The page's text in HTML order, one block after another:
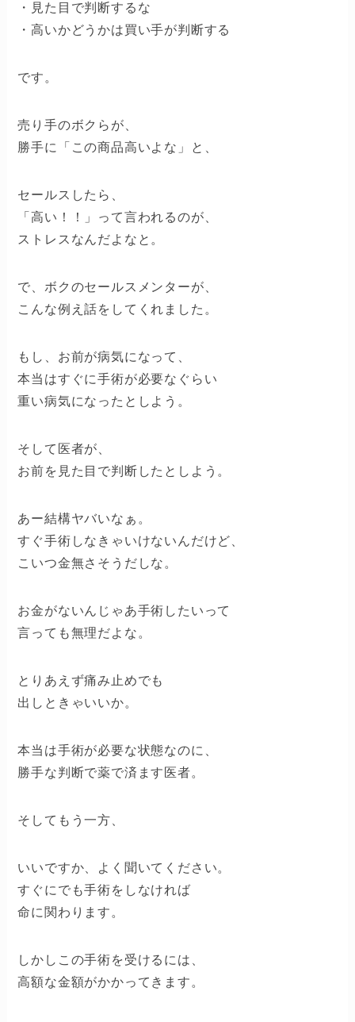
・見た目で判断するな
・高いかどうかは買い手が判断する
です。
売り手のボクらが、
勝手に「この商品高いよな」と、
セールスしたら、
「高い！！」って言われるのが、
ストレスなんだよなと。
で、ボクのセールスメンターが、
こんな例え話をしてくれました。
もし、お前が病気になって、
本当はすぐに手術が必要なぐらい
重い病気になったとしよう。
そして医者が、
お前を見た目で判断したとしよう。
あー結構ヤバいなぁ。
すぐ手術しなきゃいけないんだけど、
こいつ金無さそうだしな。
お金がないんじゃあ手術したいって
言っても無理だよな。
とりあえず痛み止めでも
出しときゃいいか。
本当は手術が必要な状態なのに、
勝手な判断で薬で済ます医者。
そしてもう一方、
いいですか、よく聞いてください。
すぐにでも手術をしなければ
命に関わります。
しかしこの手術を受けるには、
高額な金額がかかってきます。